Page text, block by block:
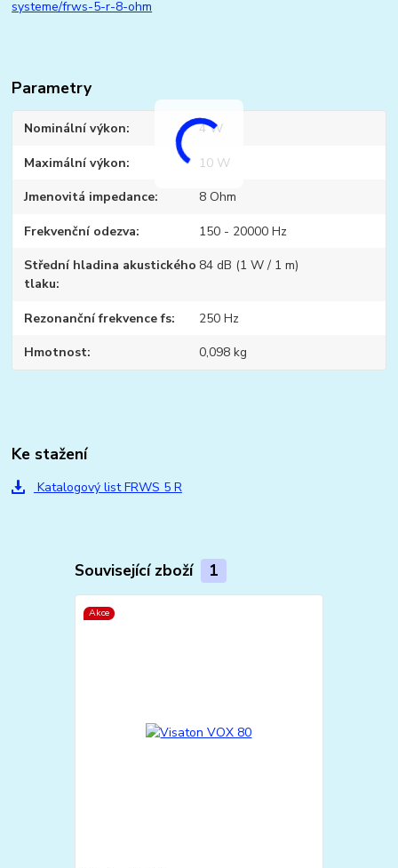
systeme/frws-5-r-8-ohm
Parametry
Nominální výkon 4 W
Maximální výkon 10 W
Jmenovitá impedance 8 Ohm
Frekvenční odezva 150 - 20000 Hz
Střední hladina akustického
tlaku
84 dB (1 W / 1 m)
Rezonanční frekvence fs 250 Hz
Hmotnost 0,098 kg
Ke stažení
Katalogový list FRWS 5 R
Související zboží 1
Akce